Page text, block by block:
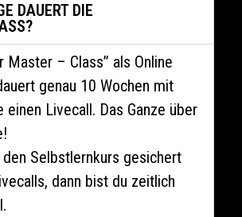
DAUERT DIE
Master – Class” als Online
genau 10 Wochen mit
einen Livecall. Das Ganze über
den Selbstlernkurs gesichert
dann bist du zeitlich